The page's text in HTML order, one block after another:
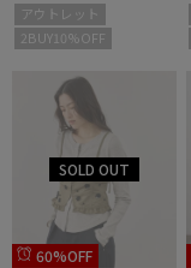
アウトレット
2BUY10%OFF
60%OFF